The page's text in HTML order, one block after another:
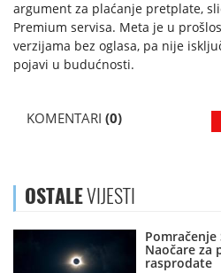
argument za plaćanje pretplate,
Premium servisa. Meta je u
verzijama bez oglasa, pa nije
pojavi u budućnosti.
KOMENTARI (0)
OSTALEVIJESTI
Pomračenje
Naočare za
rasprodate